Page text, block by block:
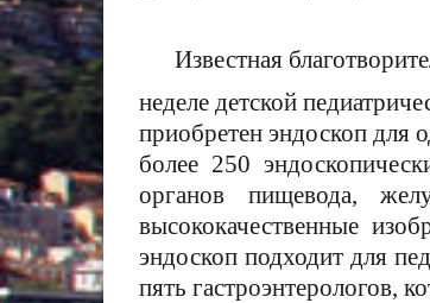
Известная
неделе детской
приобретен эндоскоп для
более 250
органов пищевода,
высококачественные
эндоскоп подходит для
пять гастроэнтерологов,